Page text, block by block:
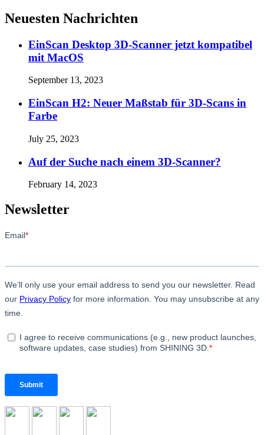
Neuesten Nachrichten
EinScan Desktop 3D-Scanner jetzt kompatibel
mit MacOS
September 13, 2023
EinScan H2: Neuer Maßstab für 3D-Scans in
Farbe
July 25, 2023
Auf der Suche nach einem 3D-Scanner?
February 14, 2023
Newsletter